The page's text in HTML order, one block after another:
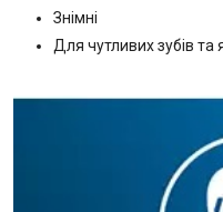
Знімні
Для чутливих зубів та